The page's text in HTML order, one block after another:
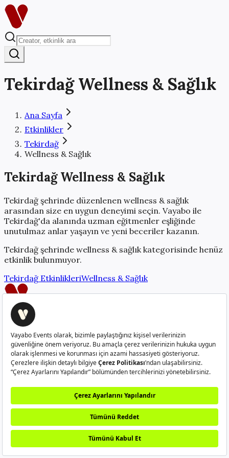
Tekirdağ Wellness & Sağlık
Ana Sayfa
Etkinlikler
Tekirdağ
Wellness & Sağlık
Tekirdağ Wellness & Sağlık
Tekirdağ şehrinde düzenlenen wellness & sağlık
arasından size en uygun deneyimi seçin. Vayabo ile
Tekirdağ'da alanında uzman eğitmenler eşliğinde
unutulmaz anlar yaşayın ve yeni beceriler kazanın.
Tekirdağ şehrinde wellness & sağlık kategorisinde henüz
etkinlik bulunmuyor.
Tekirdağ EtkinlikleriWellness & Sağlık
Creatorlerı güçlendiren platform
info@vayabo.com
+90 532 429 37 05
HakkımızdaNasıl Çalışır?Sıkça Sorulan SorularCreator
Kullanım KoşullarıGizlilik PolitikasıKullanıcı Aydınlatma
Metni
Veri Sahibi Başvuru Formu
©2026Vayabo. Tüm hakları saklıdır.